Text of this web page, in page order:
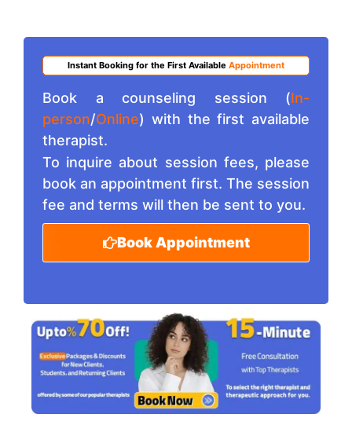
Instant Booking for the First Available Appointment
Book a counseling session (In-
person/Online) with the first available
therapist.
To inquire about session fees, please
book an appointment first. The session
fee and terms will then be sent to you.
Book Appointment